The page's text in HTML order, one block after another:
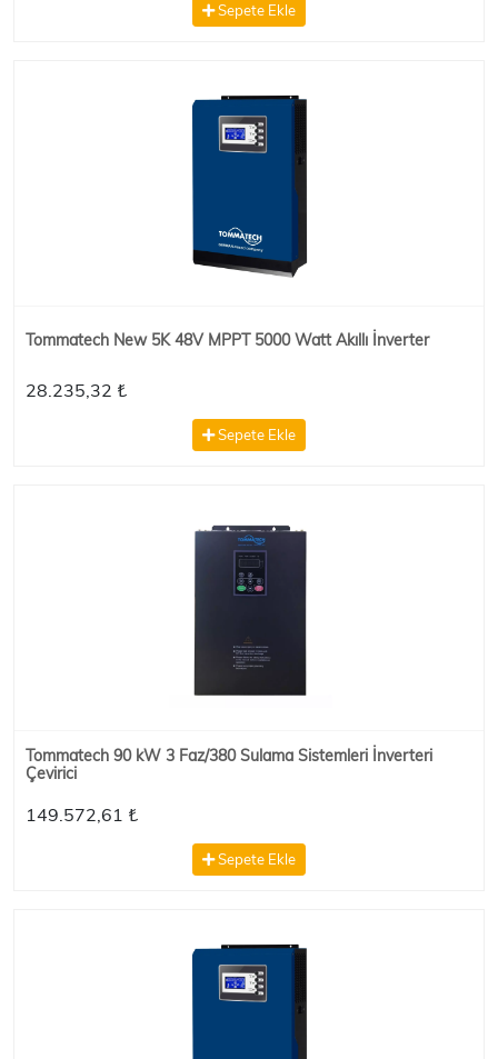
Sepete Ekle
Tommatech New 5K 48V MPPT 5000 Watt Akıllı İnverter
28.235,32 ₺
Sepete Ekle
Tommatech 90 kW 3 Faz/380 Sulama Sistemleri İnverteri
Çevirici
149.572,61 ₺
Sepete Ekle